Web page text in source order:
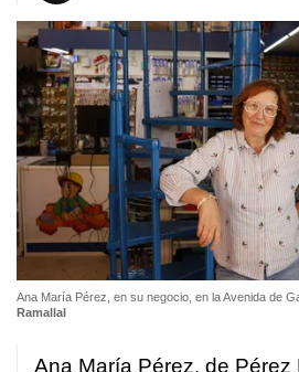
Ana María Pérez, en su negocio, en la Avenida de
Ramallal
Ana María Pérez, de Pérez